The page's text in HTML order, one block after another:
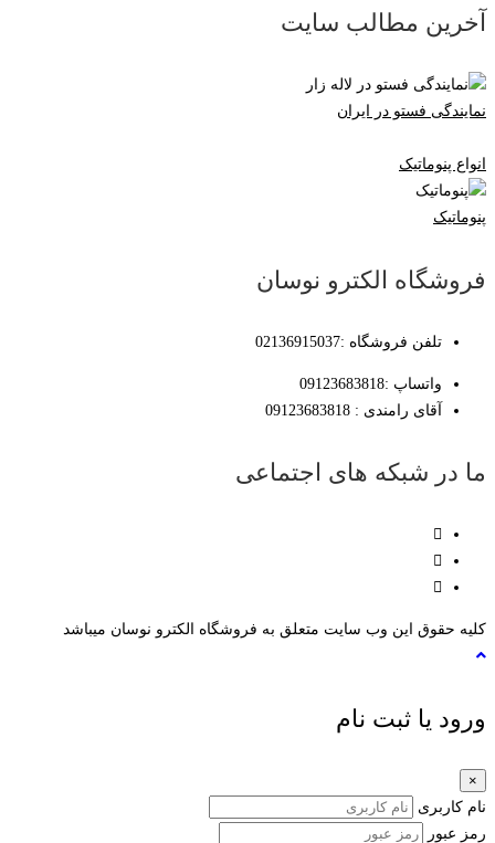
آخرین مطالب سایت
نمایندگی فستو در ایران
انواع پنوماتیک
پنوماتیک
فروشگاه الکترو نوسان
تلفن فروشگاه :02136915037
واتساپ :09123683818
آقای رامندی : 09123683818
ما در شبکه های اجتماعی
کلیه حقوق این وب سایت متعلق به فروشگاه الکترو نوسان میباشد
ورود یا ثبت نام
×
نام کاربری
رمز عبور